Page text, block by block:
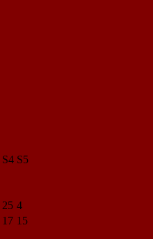
S4 S5
25 4
17 15